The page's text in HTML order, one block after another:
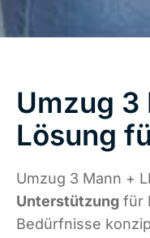
Umzug 3
Lösung
Umzug 3 Mann +
Unterstützung für
Bedürfnisse